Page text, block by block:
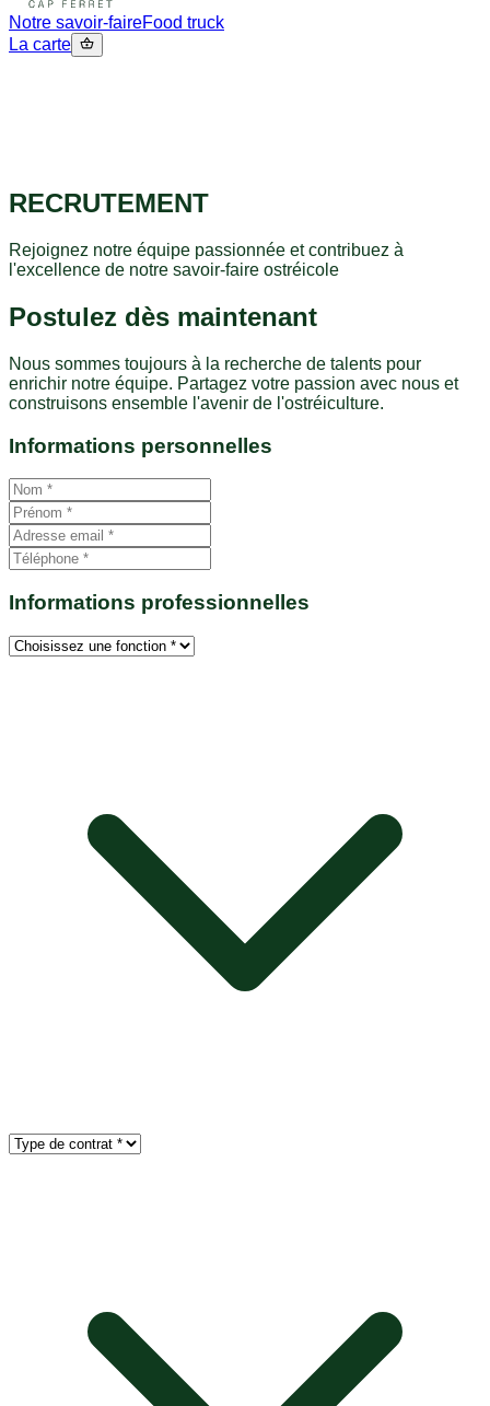
Notre savoir-faireFood truck
La carte
RECRUTEMENT
Rejoignez notre équipe passionnée et contribuez à
l'excellence de notre savoir-faire ostréicole
Postulez dès maintenant
Nous sommes toujours à la recherche de talents pour
enrichir notre équipe. Partagez votre passion avec nous et
construisons ensemble l'avenir de l'ostréiculture.
Informations personnelles
Informations professionnelles